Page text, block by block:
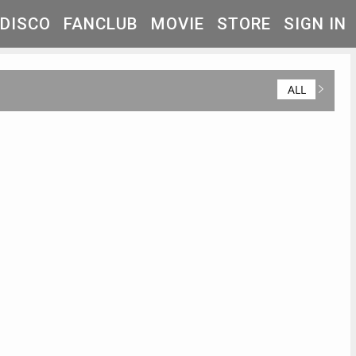
DISCO FANCLUB MOVIE STORE SIGN IN
ALL